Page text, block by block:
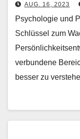
AUG. 16, 2023
Psychologie und
Schlüssel zum
verbundene
besser zu